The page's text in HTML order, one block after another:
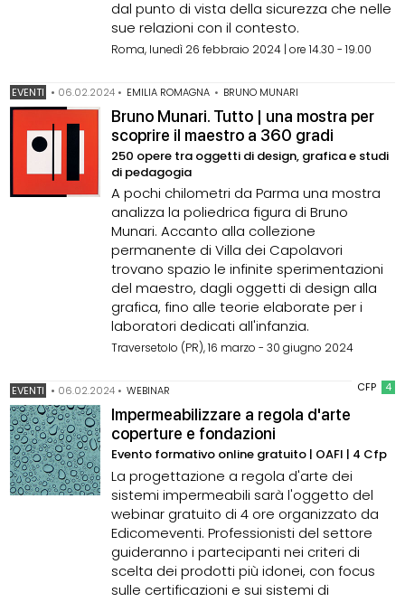
dal punto di vista della sicurezza che nelle
sue relazioni con il contesto.
Roma, lunedì 26 febbraio 2024 | ore 14.30 - 19.00
EVENTI • 06.02.2024 • EMILIA ROMAGNA • BRUNO MUNARI
Bruno Munari. Tutto | una mostra per
scoprire il maestro a 360 gradi
250 opere tra oggetti di design, grafica e studi
di pedagogia
A pochi chilometri da Parma una mostra
analizza la poliedrica figura di Bruno
Munari. Accanto alla collezione
permanente di Villa dei Capolavori
trovano spazio le infinite sperimentazioni
del maestro, dagli oggetti di design alla
grafica, fino alle teorie elaborate per i
laboratori dedicati all'infanzia.
Traversetolo (PR), 16 marzo - 30 giugno 2024
CFP 4
EVENTI • 06.02.2024 • WEBINAR
Impermeabilizzare a regola d'arte
coperture e fondazioni
Evento formativo online gratuito | OAFI | 4 Cfp
La progettazione a regola d'arte dei
sistemi impermeabili sarà l'oggetto del
webinar gratuito di 4 ore organizzato da
Edicomeventi. Professionisti del settore
guideranno i partecipanti nei criteri di
scelta dei prodotti più idonei, con focus
sulle certificazioni e sui sistemi di